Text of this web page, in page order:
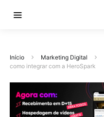
Início Marketing Digital
como integrar com a HeroSpark